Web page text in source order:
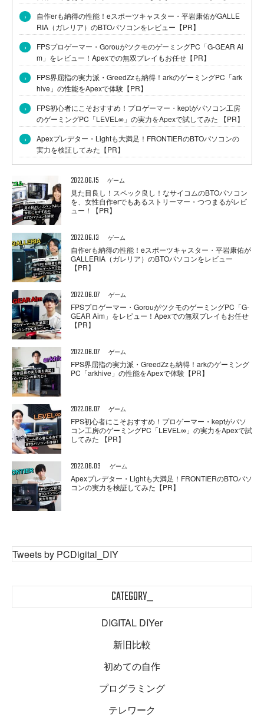
›
自作erも納得の性能！eスポーツキャスター・平岩康佑がGALLE
RIA（ガレリア）のBTOパソコンをレビュー【PR】
›
FPSプロゲーマー・GorouがツクモのゲーミングPC「G-GEAR Ai
m」をレビュー！Apexでの無双プレイもお任せ【PR】
›
FPS界屈指の実力派・GreedZzも納得！arkのゲーミングPC「ark
hive」の性能をApexで体験【PR】
›
FPS初心者にこそおすすめ！プロゲーマー・keptがパソコン工房
のゲーミングPC「LEVEL∞」の実力をApexで試してみた 【PR】
›
Apexプレデター・Lightも大満足！FRONTIERのBTOパソコンの
実力を検証してみた【PR】
2022.06.15 ゲーム
見た目良し！スペック良し！なサイコムのBTOパソコン
を、女性自作erでもあるストリーマー・つつまるがレビ
ュー！【PR】
2022.06.13 ゲーム
自作erも納得の性能！eスポーツキャスター・平岩康佑が
GALLERIA（ガレリア）のBTOパソコンをレビュー
【PR】
2022.06.07 ゲーム
FPSプロゲーマー・GorouがツクモのゲーミングPC「G-
GEAR Aim」をレビュー！Apexでの無双プレイもお任せ
【PR】
2022.06.07 ゲーム
FPS界屈指の実力派・GreedZzも納得！arkのゲーミング
PC「arkhive」の性能をApexで体験【PR】
2022.06.07 ゲーム
FPS初心者にこそおすすめ！プロゲーマー・keptがパソ
コン工房のゲーミングPC「LEVEL∞」の実力をApexで試
してみた 【PR】
2022.06.03 ゲーム
Apexプレデター・Lightも大満足！FRONTIERのBTOパソ
コンの実力を検証してみた【PR】
Tweets by PCDigital_DIY
CATEGORY_
DIGITAL DIYer
新旧比較
初めての自作
プログラミング
テレワーク